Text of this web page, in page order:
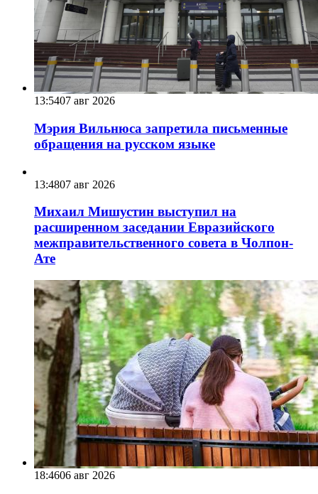
13:5407 авг 2026
Мэрия Вильнюса запретила письменные
обращения на русском языке
13:4807 авг 2026
Михаил Мишустин выступил на
расширенном заседании Евразийского
межправительственного совета в Чолпон-
Ате
18:4606 авг 2026